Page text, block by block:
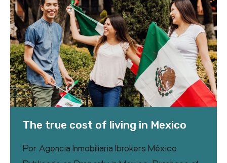
The true cost of living in Mexico
Por Agencia Inmobiliaria Ibrokers México